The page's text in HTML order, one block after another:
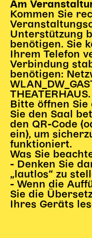
Partnerklasse +
Probenklasse
Theaterklasse
Vorstellungen für
Angebote für
PädagogikClub
Sommerfest
Open House
Newsletter für
DIGITALE
Gl!tch4
Am
Kommen Sie
Unterstützung
benötigen. Sie
Ihrem Telefon
Verbindung
benötigen:
THEATERHAUS.
Bitte öffnen Sie
Sie den Saal
den QR-Code
ein), um
funktioniert.
Was Sie
- Denken Sie
„lautlos“ zu
- Wenn die
Sie die
Ihres Geräts